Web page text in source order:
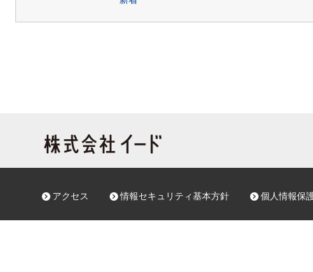
アクセス 情報セキュリティ基本方針 個人情報保